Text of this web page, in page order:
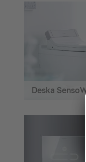
Deska